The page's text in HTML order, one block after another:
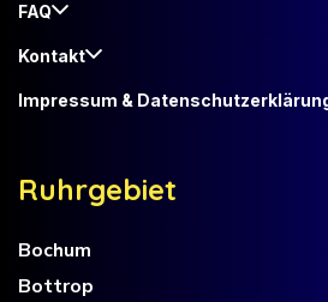
FAQ
Kontakt
Impressum &
Ruhrgebiet
Bochum
Bottrop